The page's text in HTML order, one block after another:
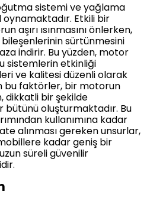
sistemi ve yağlama
Etkili bir
aşırı ısınmasını önlerken,
sürtünmesini
indirir. Bu yüzden, motor
sistemlerin etkinliği
ve kalitesi düzenli olarak
bu faktörler, bir motorun
dikkatli bir şekilde
oluşturmaktadır. Bu
kullanımına kadar
alınması gereken unsurlar,
kadar geniş bir
süreli güvenilir